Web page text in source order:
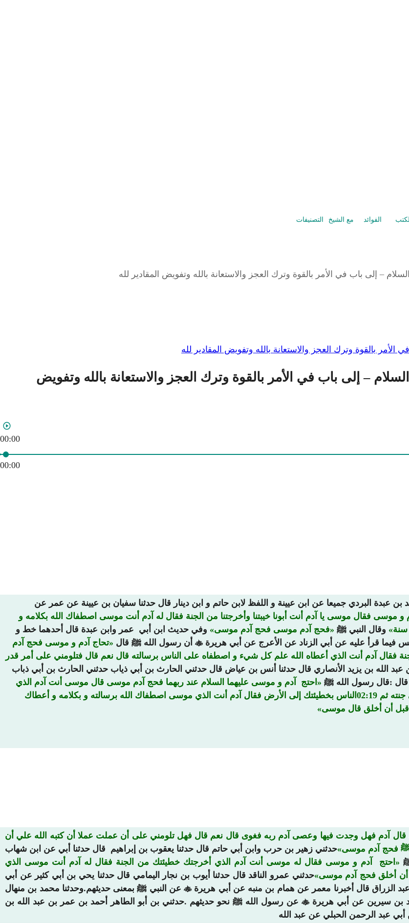
الكتب الفوائد مع الشيخ التصنيفات
السلام – إلى باب في الأمر بالقوة وترك العجز والاستعانة بالله وتفويض
00:00
00:00
عبدة البردي جميعا عن ابن عيينة و اللفظ لابن حاتم و ابن دينار قال حدثنا سفيان بن عيينة عن عمر عن
و موسى فقال موسى يا آدم أنت أبونا خيبتنا وأخرجتنا من الجنة فقال له آدم أنت موسى اصطفاك الله بكلامه و
سنة
وقال النبي ﷺ فحج آدم موسى فحج آدم موسى
وفي حديث ابن أبي عمر وابن عبدة قال أحدهما خط و
فيما قرأ عليه عن أبي الزناد عن الأعرج عن أبي هريرة  أن رسول الله ﷺ قال
تحاج آدم و موسى فحج آدم
آدم أنت الذي أعطاه الله علم كل شيء و اصطفاه على الناس برسالته قال نعم قال فتلومني على أمر قدر
الله بن يزيد الأنصاري قال حدثنا أنس بن عياض قال حدثني الحارث بن أبي ذياب حدثني الحارث بن أبي ذباب
قال :قال رسول الله ﷺ
احتج آدم و موسى عليهما السلام عند ربهما فحج آدم موسى قال موسى أنت آدم الذي
خلقك الله بيده و نفخ فيك من روحه و أسجد لك ملائكته و أسكنك في جنته ثم 02:19الناس بخطيئتك إلى الأرض فقال آدم أنت الذي موسى اصطفاك الله برسالته و بكلامه و أعطاك
قبل أن أخلق قال موسى
قال آدم فهل وجدت فيها وعصى آدم ربه فغوى قال نعم قال فهل تلومني على أن عملت عملا أن كتبه الله علي أن
ﷺ فحج آدم موسى حدثني زهير بن حرب وابن أبي حاتم قال حدثنا يعقوب بن إبراهيم قال حدثنا أبي عن ابن شهاب
احتج آدم و موسى فقال له موسى أنت آدم الذي أخرجتك خطيئتك من الجنة فقال له آدم أنت موسى الذي
أن أخلق فحج آدم موسى حدثني عمرو الناقد قال حدثنا أيوب بن نجار اليمامي قال حدثنا يحي بن أبي كثير عن أبي
الزراق قال أخبرنا معمر عن همام بن منبه عن أبي هريرة عن النبي ﷺ بمعنى حديثهم.وحدثنا محمد بن منهال
بن سيرين عن أبي هريرة  عن رسول الله ﷺ نحو حديثهم .حدثني بن أبو الطاهر أحمد بن عمر بن عبد الله بن
عبد الرحمن الحبلي عن عبد الله